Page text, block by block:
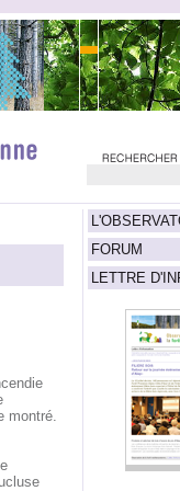
FORUM
LETTRE
montré.